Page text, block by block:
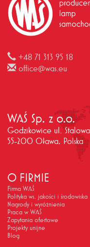
+48 71 313 95 18
office@was.eu
WAŚ Sp. z o.o.
Godzikowice ul.
55-200 Oława, Polska
O FIRMIE
Firma WAŚ
Polityka ws. jakości i środowiska
Nagrody i wyróżnienia
Praca w WAŚ
Zapytania ofertowe
Projekty unijne
Blog